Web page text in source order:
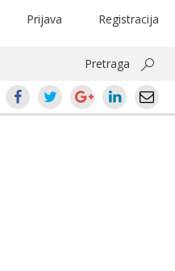
Registracija
Prijava
Pretraga